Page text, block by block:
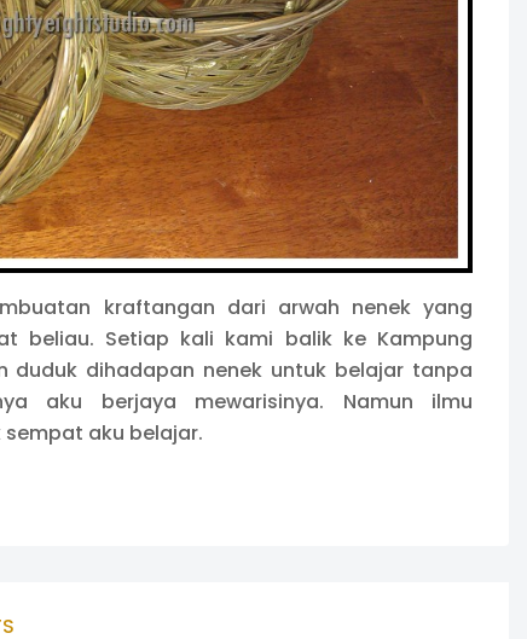
kraftangan dari arwah nenek yang
beliau. Setiap kali kami balik ke Kampung
duduk dihadapan nenek untuk belajar tanpa
aku berjaya mewarisinya. Namun ilmu
aku belajar.